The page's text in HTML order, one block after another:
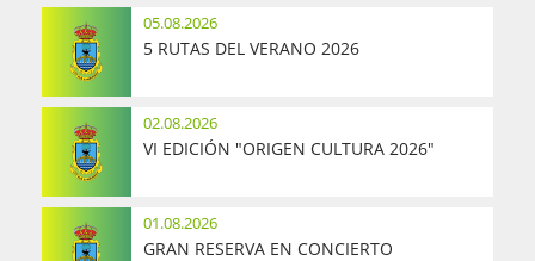
05.08.2026
5 RUTAS DEL VERANO 2026
02.08.2026
VI EDICIÓN "ORIGEN CULTURA 2026"
01.08.2026
GRAN RESERVA EN CONCIERTO